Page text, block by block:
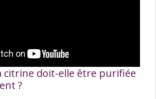
citrine doit-elle être purifiée
?